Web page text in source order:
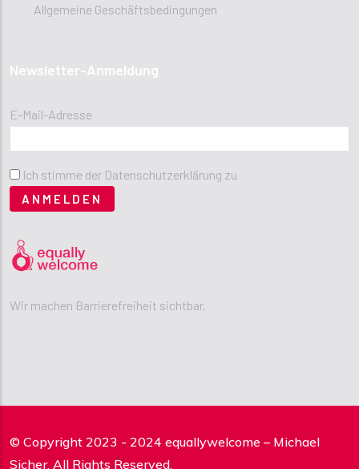
Allgemeine Geschäftsbedingungen
Newsletter-Anmeldung
E-Mail-Adresse
Ich stimme der Datenschutzerklärung zu
Wir machen Barrierefreiheit sichtbar.
© Copyright 2023 - 2024 equallywelcome – Michael
Sicher. All Rights Reserved.